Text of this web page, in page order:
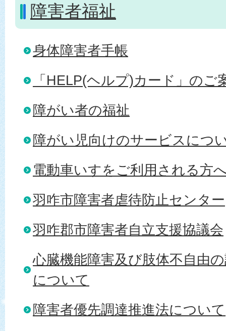
障害者福祉
身体障害者手帳
「HELP(ヘルプ)カード」のご
障がい者の福祉
障がい児向けのサービスにつ
電動車いすをご利用される方
羽咋市障害者虐待防止センター
羽咋郡市障害者自立支援協議会
心臓機能障害及び肢体不自由
について
障害者優先調達推進法について